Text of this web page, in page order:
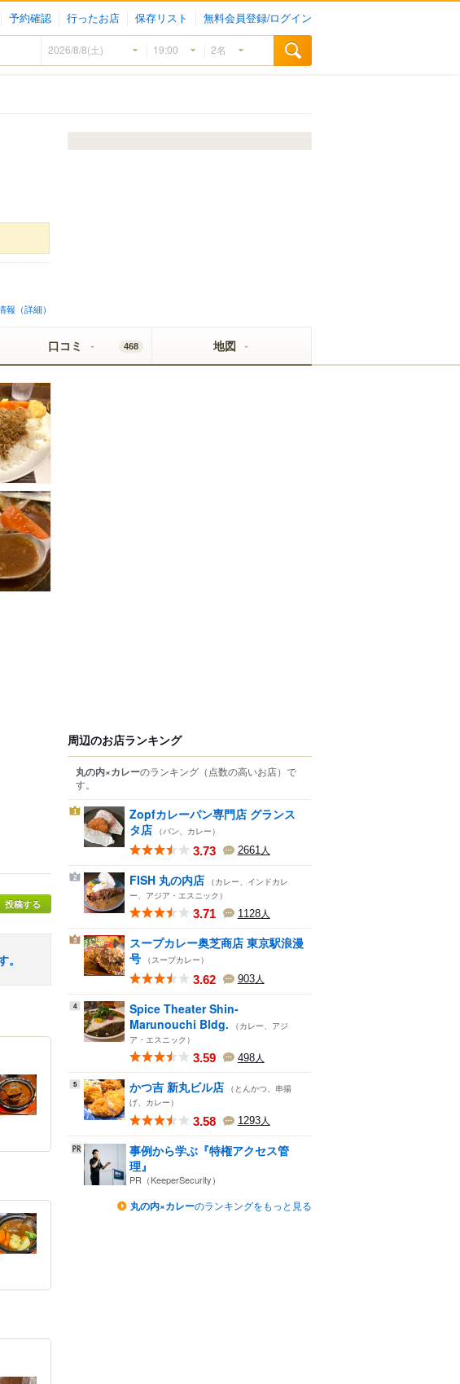
予約確認 行ったお店 保存リスト 無料会員登録/ログイン
報（詳細）
口コミ 468 地図
投稿する
周辺のお店ランキング
丸の内×カレーのランキング （点数の高いお店） で
す。
1
Zopfカレーパン専門店 グランス
タ店 （パン、カレー）
3.73 2661人
2 FISH 丸の内店 （カレー、インドカレ
ー、アジア・エスニック）
3.71 1128人
3
スープカレー奥芝商店 東京駅浪漫
号 （スープカレー）
3.62 903人
4
Spice Theater Shin-
Marunouchi Bldg.
（カレー、アジ
ア・エスニック）
3.59 498人
5 かつ吉 新丸ビル店 （とんかつ、串揚
げ、カレー）
3.58 1293人
事例から学ぶ『特権アクセス管
理』
PR（KeeperSecurity）
丸の内×カレーのランキングをもっと見る